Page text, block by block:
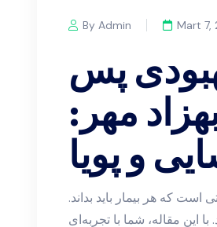
By Admin Mart 7,
پس
مهر:
و پویا
است که هر بیمار باید بداند.
این مقاله، شما با تجربه‌ای